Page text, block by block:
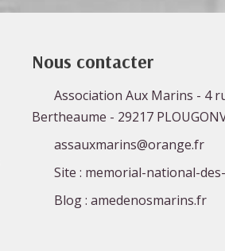
Nous contacter
Association Aux Marins - 4
Bertheaume - 29217
assauxmarins@orange.fr
Site : memorial-national-
Blog : amedenosmarins.fr